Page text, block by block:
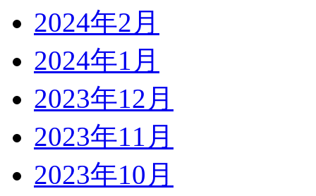
2024年2月
2024年1月
2023年12月
2023年11月
2023年10月